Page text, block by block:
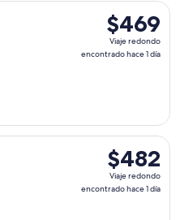
$469
Viaje
redondo,
$469
Viaje redondo
encontrado hace 1 día
salida el jue, 25 mar.
$482
Viaje
redondo,
$482
Viaje redondo
encontrado hace 1 día
Airlines, con salida el mié,